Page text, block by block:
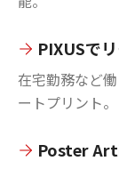
PIXUSで
在宅勤務など
ートプリント。
Poster